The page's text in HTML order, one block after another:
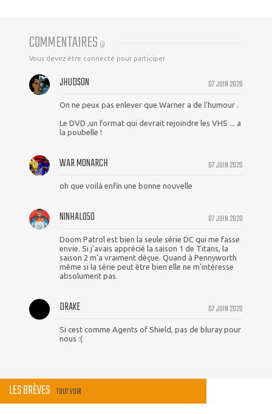
COMMENTAIRES (4)
Vous devez être connecté pour participer
07 JUIN 2020
JHUDSON
On ne peux pas enlever que Warner a de l'humour .
Le DVD ,un format qui devrait rejoindre les VHS ... a
la poubelle !
07 JUIN 2020
WAR MONARCH
oh que voilà enfin une bonne nouvelle
07 JUIN 2020
NINHALO50
Doom Patrol est bien la seule série DC qui me fasse
envie. Si j'avais apprécié la saison 1 de Titans, la
saison 2 m'a vraiment déçue. Quand à Pennyworth
même si la série peut être bien elle ne m'intéresse
absolument pas.
07 JUIN 2020
DRAKE
Si cest comme Agents of Shield, pas de bluray pour
nous :(
LES BRÈVES TOUT VOIR